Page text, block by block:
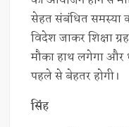
सेहत संबंधित समस्या
विदेश जाकर शिक्षा
मौका हाथ लगेगा
पहले से बेहतर होगी।
सिंह